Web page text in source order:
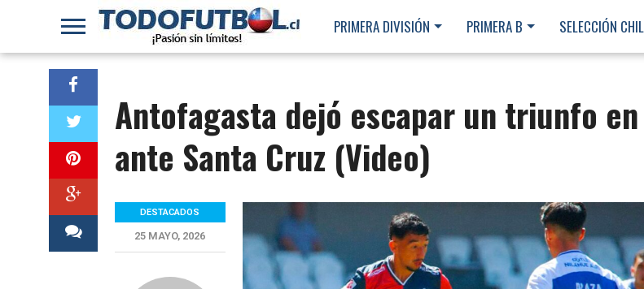
PRIMERA DIVISIÓN PRIMERA B SELECCIÓN
Antofagasta dejó escapar un triunfo
ante Santa Cruz (Video)
DESTACADOS
25 MAYO, 2026